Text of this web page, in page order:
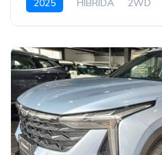
2025 HIBRIDA 2WD